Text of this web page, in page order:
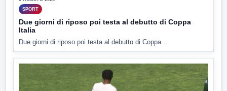
SPORT
Due giorni di riposo poi testa al debutto di Coppa
Italia
Due giorni di riposo poi testa al debutto di Coppa...